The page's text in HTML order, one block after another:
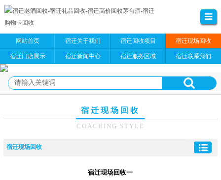
网站首页 宿迁关于我们 宿迁回收项目 宿迁现场回收
宿迁门店展示 宿迁新闻中心 宿迁服务区域 宿迁联系我们
宿迁现场回收
COACHING STYLE
宿迁现场回收
宿迁现场回收一